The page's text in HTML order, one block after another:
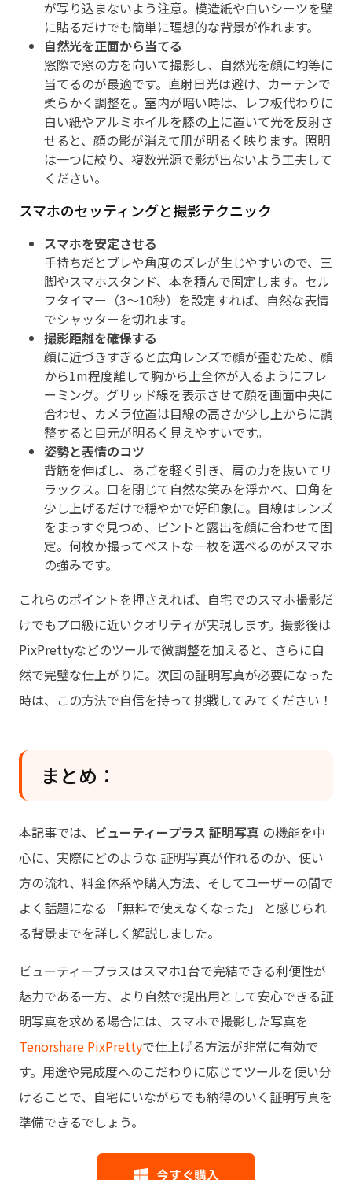
が写り込まないよう注意。模造紙や白いシーツを壁
に貼るだけでも簡単に理想的な背景が作れます。
自然光を正面から当てる
窓際で窓の方を向いて撮影し、自然光を顔に均等に
当てるのが最適です。直射日光は避け、カーテンで
柔らかく調整を。室内が暗い時は、レフ板代わりに
白い紙やアルミホイルを膝の上に置いて光を反射さ
せると、顔の影が消えて肌が明るく映ります。照明
は一つに絞り、複数光源で影が出ないよう工夫して
ください。
スマホのセッティングと撮影テクニック
スマホを安定させる
手持ちだとブレや角度のズレが生じやすいので、三
脚やスマホスタンド、本を積んで固定します。セル
フタイマー（3〜10秒）を設定すれば、自然な表情
でシャッターを切れます。
撮影距離を確保する
顔に近づきすぎると広角レンズで顔が歪むため、顔
から1m程度離して胸から上全体が入るようにフレ
ーミング。グリッド線を表示させて顔を画面中央に
合わせ、カメラ位置は目線の高さか少し上からに調
整すると目元が明るく見えやすいです。
姿勢と表情のコツ
背筋を伸ばし、あごを軽く引き、肩の力を抜いてリ
ラックス。口を閉じて自然な笑みを浮かべ、口角を
少し上げるだけで穏やかで好印象に。目線はレンズ
をまっすぐ見つめ、ピントと露出を顔に合わせて固
定。何枚か撮ってベストな一枚を選べるのがスマホ
の強みです。
これらのポイントを押さえれば、自宅でのスマホ撮影だ
けでもプロ級に近いクオリティが実現します。撮影後は
PixPrettyなどのツールで微調整を加えると、さらに自
然で完璧な仕上がりに。次回の証明写真が必要になった
時は、この方法で自信を持って挑戦してみてください！
まとめ：
本記事では、 ビューティープラス 証明写真 の機能を中
心に、実際にどのような 証明写真が作れるのか、使い
方の流れ、料金体系や購入方法、そしてユーザーの間で
よく話題になる 「無料で使えなくなった」 と感じられ
る背景までを詳しく解説しました。
ビューティープラスはスマホ1台で完結できる利便性が
魅力である一方、より自然で提出用として安心できる証
明写真を求める場合には、スマホで撮影した写真を
Tenorshare PixPrettyで仕上げる方法が非常に有効で
す。用途や完成度へのこだわりに応じてツールを使い分
けることで、自宅にいながらでも納得のいく証明写真を
準備できるでしょう。